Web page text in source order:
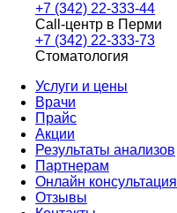
+7 (342) 22-333-44
Call-центр в Перми
+7 (342) 22-333-73
Стоматология
Услуги и цены
Врачи
Прайс
Акции
Результаты анализов
Партнерам
Онлайн консультация
Отзывы